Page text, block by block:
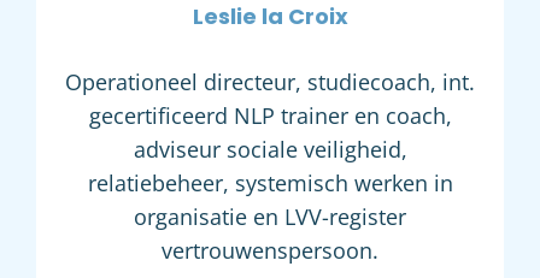
Leslie la Croix
Operationeel directeur, studiecoach, int.
gecertificeerd NLP trainer en coach,
adviseur sociale veiligheid,
relatiebeheer, systemisch werken in
organisatie en LVV-register
vertrouwenspersoon.